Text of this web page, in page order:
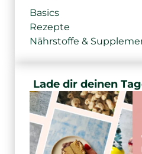
Basics
Rezepte
Nährstoffe &
Lade dir deinen